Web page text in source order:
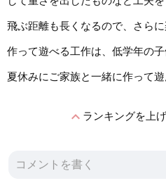
飛ぶ距離も長くなるので、さらに
作って遊べる工作は、低学年の
夏休みにご家族と一緒に作って遊
expand_lessランキングを上